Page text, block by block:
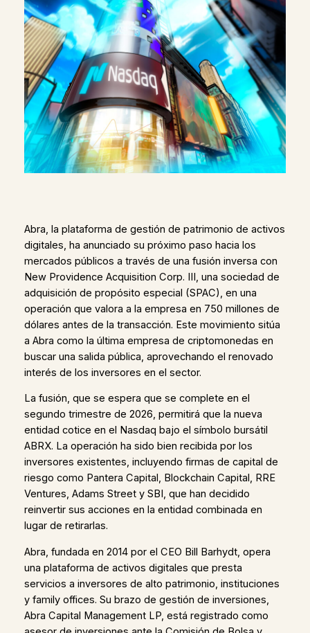
Abra, la plataforma de gestión de patrimonio de activos
digitales, ha anunciado su próximo paso hacia los
mercados públicos a través de una fusión inversa con
New Providence Acquisition Corp. III, una sociedad de
adquisición de propósito especial (SPAC), en una
operación que valora a la empresa en 750 millones de
dólares antes de la transacción. Este movimiento sitúa
a Abra como la última empresa de criptomonedas en
buscar una salida pública, aprovechando el renovado
interés de los inversores en el sector.
La fusión, que se espera que se complete en el
segundo trimestre de 2026, permitirá que la nueva
entidad cotice en el Nasdaq bajo el símbolo bursátil
ABRX. La operación ha sido bien recibida por los
inversores existentes, incluyendo firmas de capital de
riesgo como Pantera Capital, Blockchain Capital, RRE
Ventures, Adams Street y SBI, que han decidido
reinvertir sus acciones en la entidad combinada en
lugar de retirarlas.
Abra, fundada en 2014 por el CEO Bill Barhydt, opera
una plataforma de activos digitales que presta
servicios a inversores de alto patrimonio, instituciones
y family offices. Su brazo de gestión de inversiones,
Abra Capital Management LP, está registrado como